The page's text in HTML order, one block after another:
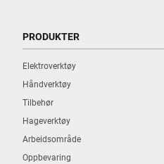
PRODUKTER
Elektroverktøy
Håndverktøy
Tilbehør
Hageverktøy
Arbeidsområde
Oppbevaring